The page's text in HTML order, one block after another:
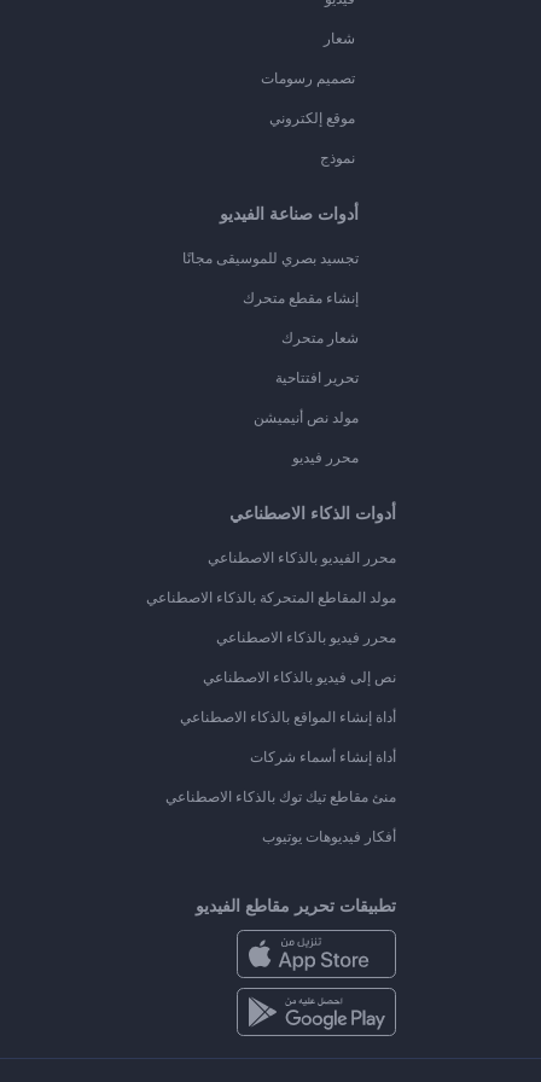
شعار
تصميم رسومات
موقع إلكتروني
نموذج
أدوات صناعة الفيديو
تجسيد بصري للموسيقى مجانًا
إنشاء مقطع متحرك
شعار متحرك
تحرير افتتاحية
مولد نص أنيميشن
محرر فيديو
أدوات الذكاء الاصطناعي
محرر الفيديو بالذكاء الاصطناعي
مولد المقاطع المتحركة بالذكاء الاصطناعي
محرر فيديو بالذكاء الاصطناعي
نص إلى فيديو بالذكاء الاصطناعي
أداة إنشاء المواقع بالذكاء الاصطناعي
أداة إنشاء أسماء شركات
منئ مقاطع تيك توك بالذكاء الاصطناعي
أفكار فيديوهات يوتيوب
تطبيقات تحرير مقاطع الفيديو